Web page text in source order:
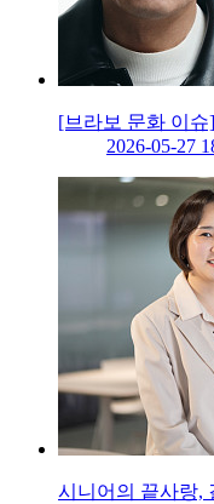
[브라보 문화 이슈
2026-05-27
시니어의 끝사랑,